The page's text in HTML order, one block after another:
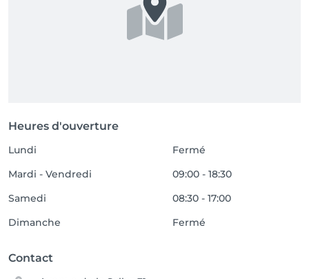
Heures d'ouverture
Lundi
Fermé
Mardi - Vendredi
09:00 - 18:30
Samedi
08:30 - 17:00
Dimanche
Fermé
Contact